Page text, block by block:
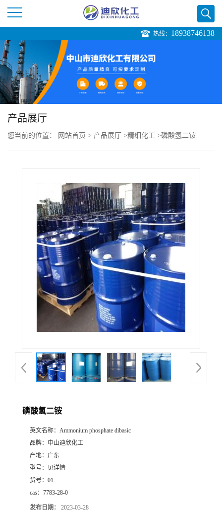
司
首
页
公
厅
热线： 18938746138
产品展厅
您当前的位置： 网站首页 > 产品展厅 >精细化工 >磷酸氢二铵
磷酸氢二铵
英文名称： Ammonium phosphate dibasic
品牌： 中山迪欣化工
产地： 广东
型号：
见详情
货号： 01
cas： 7783-28-0
发布日期： 2023-03-28